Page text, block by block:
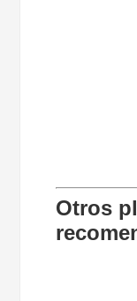
Otros